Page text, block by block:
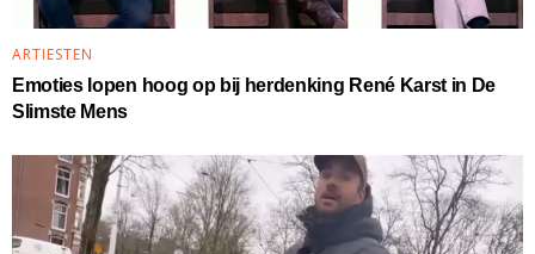
ARTIESTEN
Emoties lopen hoog op bij herdenking René Karst in De
Slimste Mens